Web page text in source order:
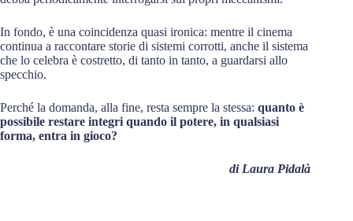
In fondo, è una coincidenza quasi ironica: mentre il cinema
continua a raccontare storie di sistemi corrotti, anche il sistema
che lo celebra è costretto, di tanto in tanto, a guardarsi allo
specchio.
Perché la domanda, alla fine, resta sempre la stessa: quanto è
possibile restare integri quando il potere, in qualsiasi
forma, entra in gioco?
di Laura Pidalà